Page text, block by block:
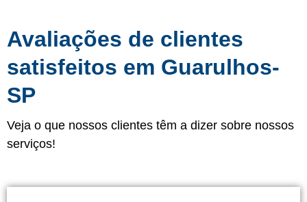
Avaliações de clientes
satisfeitos em Guarulhos-
SP
Veja o que nossos clientes têm a dizer sobre nossos
serviços!